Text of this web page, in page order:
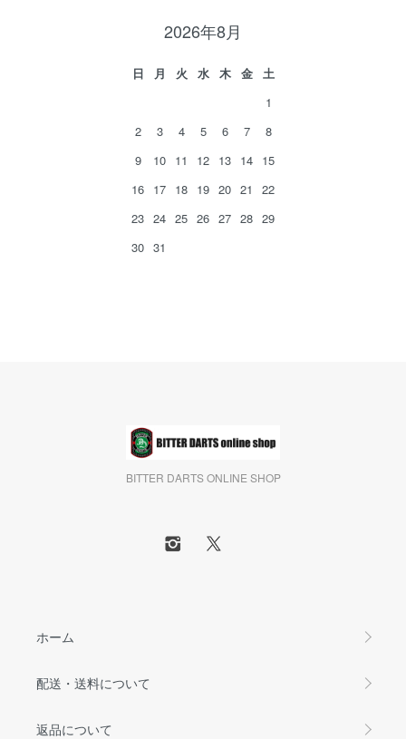
2026年8月
日 月 火 水 木 金
土
1
2
3 4 5 6 7
8
9
10 11 12 13 14 15
16 17 18 19 20 21
22
23 24 25 26 27 28 29
30 31
BITTER DARTS ONLINE SHOP
ホーム
配送・送料について
返品について